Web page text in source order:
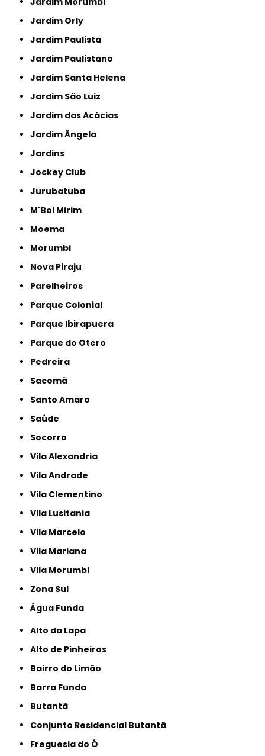
Jardim Orly
Jardim Paulista
Jardim Paulistano
Jardim Santa Helena
Jardim São Luiz
Jardim das Acácias
Jardim Ângela
Jardins
Jockey Club
Jurubatuba
M'Boi Mirim
Moema
Morumbi
Nova Piraju
Parelheiros
Parque Colonial
Parque Ibirapuera
Parque do Otero
Pedreira
Sacomã
Santo Amaro
Saúde
Socorro
Vila Alexandria
Vila Andrade
Vila Clementino
Vila Lusitania
Vila Marcelo
Vila Mariana
Vila Morumbi
Zona Sul
Água Funda
Alto da Lapa
Alto de Pinheiros
Bairro do Limão
Barra Funda
Butantã
Conjunto Residencial Butantã
Freguesia do Ó